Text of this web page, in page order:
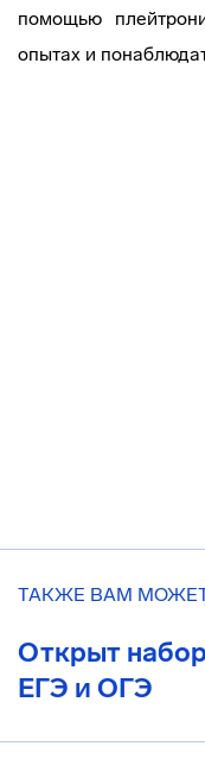
помощью
опытах и
ТАКЖЕ ВАМ
Открыт
ЕГЭ и ОГЭ